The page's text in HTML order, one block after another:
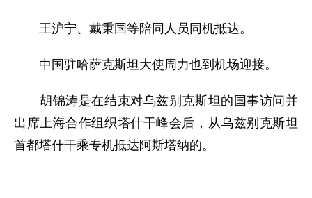
王沪宁、戴秉国等陪同人员同机抵达。
中国驻哈萨克斯坦大使周力也到机场迎接。
胡锦涛是在结束对乌兹别克斯坦的国事访问并
出席上海合作组织塔什干峰会后，从乌兹别克斯坦
首都塔什干乘专机抵达阿斯塔纳的。